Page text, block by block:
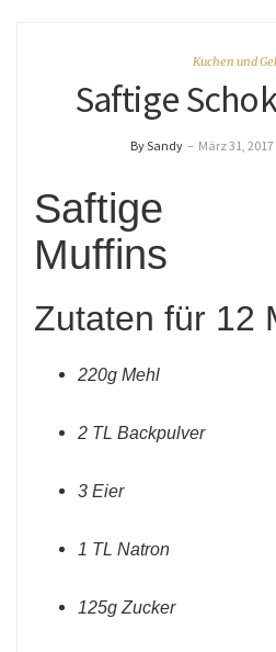
Kuchen und
Saftige
By Sandy – März 31, 2017
Saftige
Muffins
Zutaten für 12
220g Mehl
2 TL Backpulver
3 Eier
1 TL Natron
125g Zucker